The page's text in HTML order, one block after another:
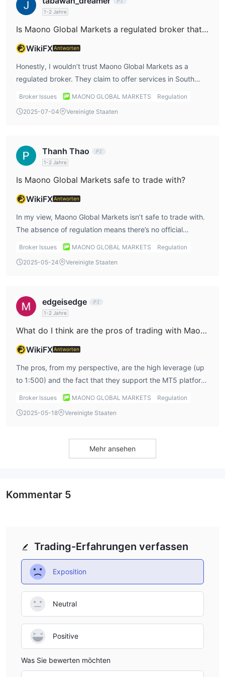
handelt sich um eine verbesserte Version von MetaTrader 4 mit
mehr Funktionen für Händler und Broker.
Einzahlung und Auszahlung
Maono Global Markets akzeptiert Einzahlungs- und
Auszahlungsmethoden, einschließlich
Mastercard, Paystack,
Darüber hinaus behauptet diese Plattform, eine sofortige
Auszahlunganzubieten.
1-2 Jahre
Is Maono Global Markets a regulated broker that I can trust?
WikiFXAntworten
Honestly, I wouldn’t trust Maono Global Markets as a
regulated broker. They claim to offer services in South
Africa, but they are not regulated by any recognized
about the safety of my funds.
Broker Issues MAONO GLOBAL MARKETS
Regulation
2025-07-04
Vereinigte Staaten
Thanh Thao
1-2 Jahre
Is Maono Global Markets safe to trade with?
WikiFXAntworten
In my view, Maono Global Markets isn’t safe to trade with.
The absence of regulation means there’s no official
oversight to protect my money, and that’s not something
Broker Issues MAONO GLOBAL MARKETS
Regulation
2025-05-24
Vereinigte Staaten
edgeisedge
1-2 Jahre
What do I think are the pros of trading with Maono Global Markets?
WikiFXAntworten
The pros, from my perspective, are the high leverage (up
to 1:500) and the fact that they support the MT5 platform,
which is a powerful tool for experienced traders like
of regulation.
Broker Issues MAONO GLOBAL MARKETS
Regulation
2025-05-18
Vereinigte Staaten
Mehr ansehen
Trading-Erfahrungen verfassen
Exposition
Neutral
Positive
Was Sie bewerten möchten
Kommentar 5